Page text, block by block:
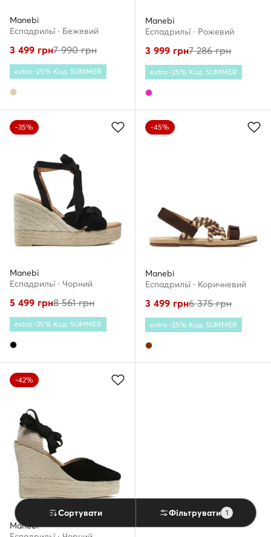
Сортувати Фільтрувати 1
Manebi
Еспадрильї · Бежевий
3 499 грн7 990грн
extra -25% Код: SUMMER
Manebi
Еспадрильї · Рожевий
3 999 грн7 286грн
extra -25% Код: SUMMER
-35%
Manebi
Еспадрильї · Чорний
5 499 грн8 561грн
extra -35% Код: SUMMER
-45%
Manebi
Еспадрильї · Коричневий
3 499 грн6 375грн
extra -25% Код: SUMMER
-42%
Manebi